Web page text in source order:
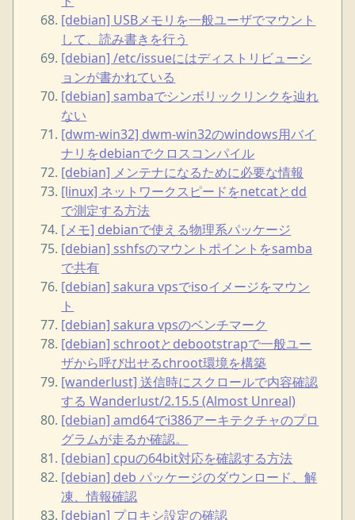
[debian] USBメモリを一般ユーザでマウント
して、読み書きを行う
[debian] /etc/issueにはディストリビューシ
ョンが書かれている
[debian] sambaでシンボリックリンクを辿れ
ない
[dwm-win32] dwm-win32のwindows用バイ
ナリをdebianでクロスコンパイル
[debian] メンテナになるために必要な情報
[linux] ネットワークスピードをnetcatとdd
で測定する方法
[メモ] debianで使える物理系パッケージ
[debian] sshfsのマウントポイントをsamba
で共有
[debian] sakura vpsでisoイメージをマウン
ト
[debian] sakura vpsのベンチマーク
[debian] schrootとdebootstrapで一般ユー
ザから呼び出せるchroot環境を構築
[wanderlust] 送信時にスクロールで内容確認
する Wanderlust/2.15.5 (Almost Unreal)
[debian] amd64でi386アーキテクチャのプロ
グラムが走るか確認。
[debian] cpuの64bit対応を確認する方法
[debian] deb パッケージのダウンロード、解
凍、情報確認
[debian] プロキシ設定の確認